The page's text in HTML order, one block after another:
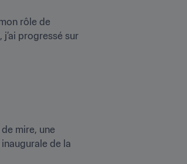
rôle de
progressé sur
mire, une
de la